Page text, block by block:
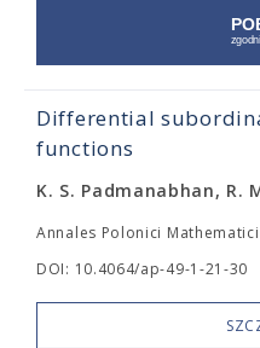
Differential
functions
K. S. Padmanabhan, R.
Annales Polonici
DOI: 10.4064/ap-49-1-21-30